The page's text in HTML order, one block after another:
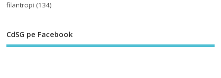
filantropi (134)
CdSG pe Facebook